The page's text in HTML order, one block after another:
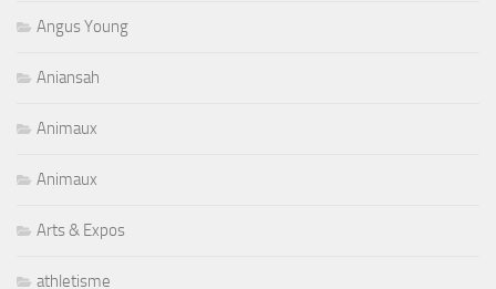
Angus Young
Aniansah
Animaux
Animaux
Arts & Expos
athletisme